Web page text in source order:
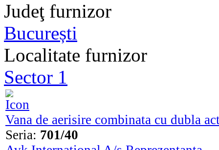
Judeţ furnizor
București
Localitate furnizor
Sector 1
Vana de aerisire combinata cu dubla
Seria: 701/40